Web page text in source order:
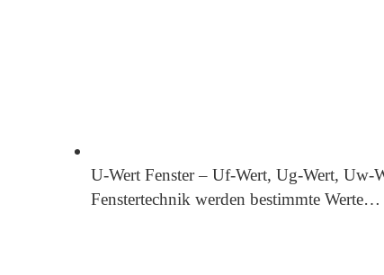
U-Wert Fenster – Uf-Wert, Ug-Wert, Uw-
Fenstertechnik werden bestimmte Werte…